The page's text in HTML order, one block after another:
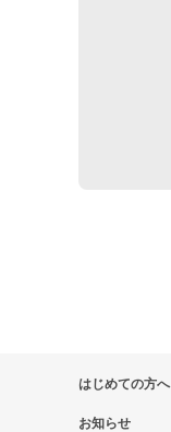
はじめての方へ
お知らせ